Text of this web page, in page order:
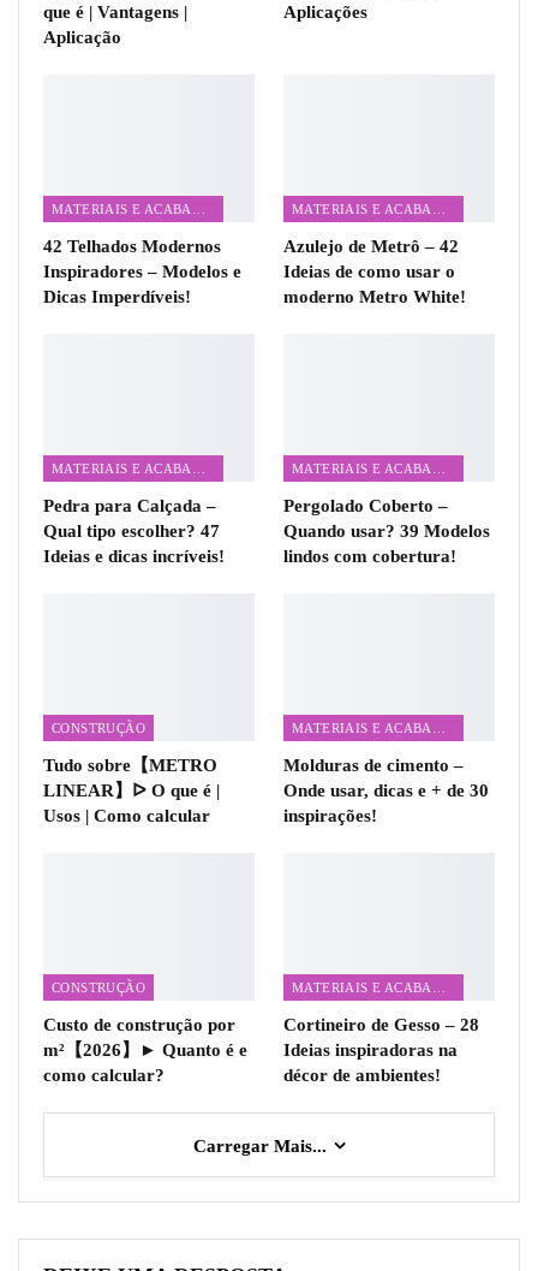
que é | Vantagens |
Aplicação
Aplicações
42 Telhados Modernos
Inspiradores – Modelos e
Dicas Imperdíveis!
Azulejo de Metrô – 42
Ideias de como usar o
moderno Metro White!
Pedra para Calçada –
Qual tipo escolher? 47
Ideias e dicas incríveis!
Pergolado Coberto –
Quando usar? 39 Modelos
lindos com cobertura!
CONSTRUÇÃO
Tudo sobre【METRO
LINEAR】ᐅ O que é |
Usos | Como calcular
Molduras de cimento –
Onde usar, dicas e + de 30
inspirações!
CONSTRUÇÃO
Custo de construção por
m²【2026】► Quanto é e
como calcular?
Cortineiro de Gesso – 28
Ideias inspiradoras na
décor de ambientes!
Carregar Mais...